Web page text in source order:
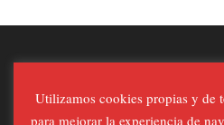
Legal
Política de
Utilizamos cookies propias y de
para mejorar la experiencia de